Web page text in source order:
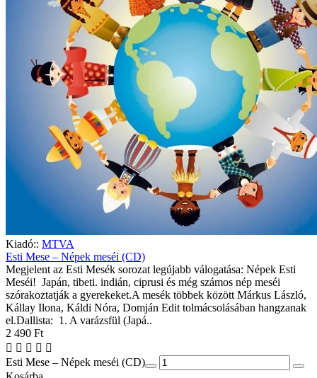
Kiadó:: MTVA
Esti Mese – Népek meséi (CD)
Megjelent az Esti Mesék sorozat legújabb válogatása: Népek Esti
Meséi! Japán, tibeti. indián, ciprusi és még számos nép meséi
szórakoztatják a gyerekeket.A mesék többek között Márkus László,
Kállay Ilona, Káldi Nóra, Domján Edit tolmácsolásában hangzanak
el.Dallista: 1. A varázsfül (Japá..
2 490 Ft
Esti Mese – Népek meséi (CD)